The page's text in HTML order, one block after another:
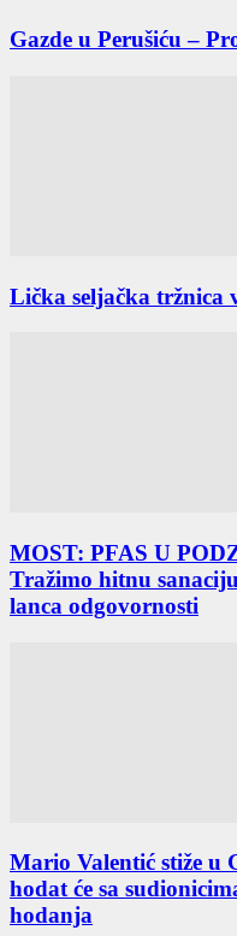
Gazde u Perušiću –
Lička seljačka tržnica
MOST: PFAS U
Tražimo hitnu
lanca odgovornosti
Mario Valentić stiže u
hodat će sa
hodanja